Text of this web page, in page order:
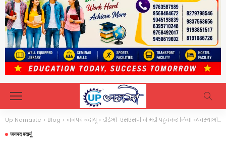
Up Namaste > Blog > जनपद बदायूं> डीईओ-एसएसपी ने मंडी पहुंचकर लिया व्यवस्थाओं का जायज़ा
जनपद बदायूं